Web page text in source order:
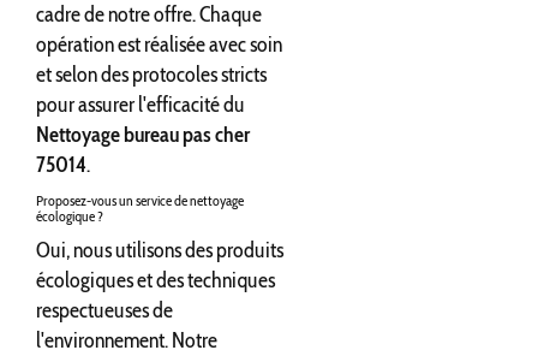
cadre de notre offre. Chaque
opération est réalisée avec soin
et selon des protocoles stricts
pour assurer l'efficacité du
Nettoyage bureau pas cher
75014.
Proposez-vous un service de nettoyage
écologique ?
Oui, nous utilisons des produits
écologiques et des techniques
respectueuses de
l'environnement. Notre